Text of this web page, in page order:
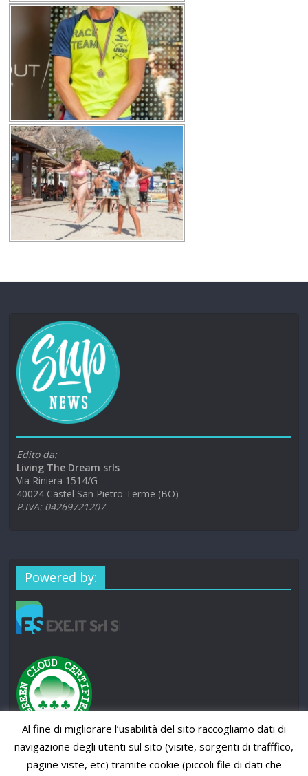
Edito da:
Living The Dream srls
Via Riniera 1514/G
40024 Castel San Pietro Terme (BO)
P.IVA: 04269721207
Powered by:
Al fine di migliorare l’usabilità del sito raccogliamo dati di
navigazione degli utenti sul sito (visite, sorgenti di trafffico,
pagine viste, etc) tramite cookie (piccoli file di dati che